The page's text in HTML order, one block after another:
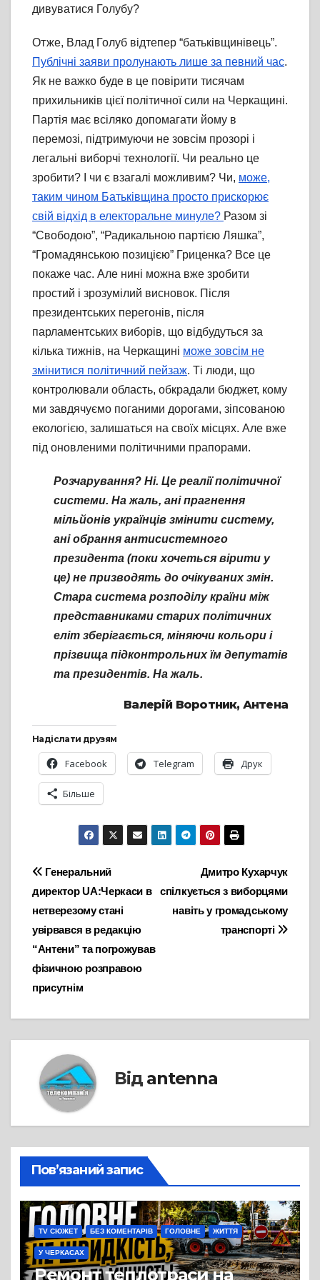
дивуватися Голубу?
Отже, Влад Голуб відтепер “батьківщинівець”.
Публічні заяви пролунають лише за певний час.
Як не важко буде в це повірити тисячам
прихильників цієї політичної сили на Черкащині.
Партія має всіляко допомагати йому в
перемозі, підтримуючи не зовсім прозорі і
легальні виборчі технології. Чи реально це
зробити? І чи є взагалі можливим? Чи, може,
таким чином Батьківщина просто прискорює
свій відхід в електоральне минуле? Разом зі
“Свободою”, “Радикальною партією Ляшка”,
“Громадянською позицією” Гриценка? Все це
покаже час. Але нині можна вже зробити
простий і зрозумілий висновок. Після
президентських перегонів, після
парламентських виборів, що відбудуться за
кілька тижнів, на Черкащині може зовсім не
змінитися політичний пейзаж. Ті люди, що
контролювали область, обкрадали бюджет, кому
ми завдячуємо поганими дорогами, зіпсованою
екологією, залишаться на своїх місцях. Але вже
під оновленими політичними прапорами.
Розчарування? Ні. Це реалії політичної
системи. На жаль, ані прагнення
мільйонів українців змінити систему,
ані обрання антисистемного
президента (поки хочеться вірити у
це) не призводять до очікуваних змін.
Стара система розподілу країни між
представниками старих політичних
еліт зберігається, міняючи кольори і
прізвища підконтрольних їм депутатів
та президентів. На жаль.
Валерій Воротник, Антена
Надіслати друзям
Facebook Telegram Друк
Більше
Навігація
записів
Дмитро Кухарчук
спілкується з виборцями
навіть у громадському
транспорті
Генеральний
директор UA:Черкаси в
нетверезому стані
увірвався в редакцію
“Антени” та погрожував
фізичною розправою
присутнім
Від antenna
Пов’язаний запис
TV СЮЖЕТ БЕЗ КОМЕНТАРІВ ГОЛОВНЕ ЖИТТЯ
У ЧЕРКАСАХ
Ремонт теплотраси на